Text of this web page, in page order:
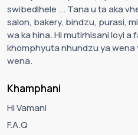
swibedlhele ... Tana u ta aka
salon, bakery, bindzu, purasi,
wa ka hina. Hi mutirhisani loyi a
khomphyuta nhundzu ya wena
wena.
Khamphani
Hi Vamani
F.A.Q